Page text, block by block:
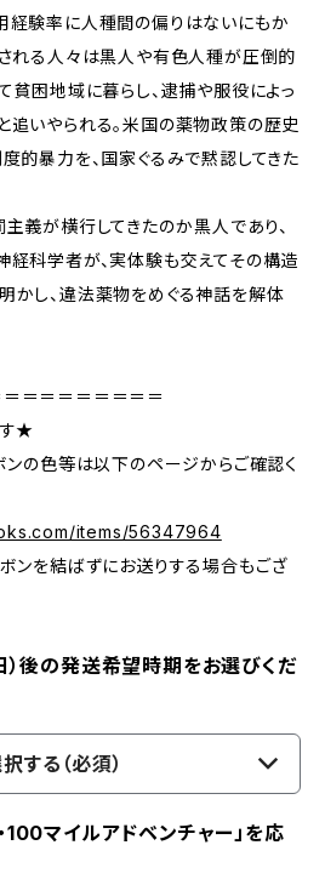
経験率に人種間の偏りはないにもか
される人々は黒人や有色人種が圧倒的
貧困地域に暮らし、逮捕や服役によっ
追いやられる。米国の薬物政策の歴史
的暴力を、国家ぐるみで黙認してきた
義が横行してきたのか――黒人であり、
経科学者が、実体験も交えてその構造
かし、違法薬物をめぐる神話を解体
＝＝＝＝＝＝＝＝
す★
ンの色等は以下のページからご確認く
items/56347964
ンを結ばずにお送りする場合もござ
後の発送希望時期をお選びくだ
する（必須）
100マイルアドベンチャー」を応